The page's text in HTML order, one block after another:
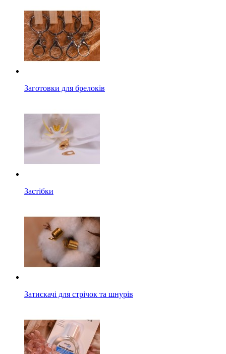
Заготовки для брелоків
Застібки
Затискачі для стрічок та шнурів